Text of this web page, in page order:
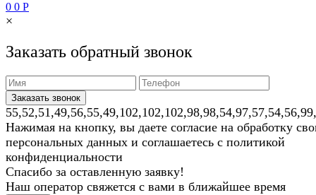
0 0 Р
×
Заказать обратный звонок
Нажимая на кнопку, вы даете согласие на обработку
персональных данных и соглашаетесь с политикой
конфиденциальности
Спасибо за оставленную заявку!
Наш оператор свяжется с вами в ближайшее время